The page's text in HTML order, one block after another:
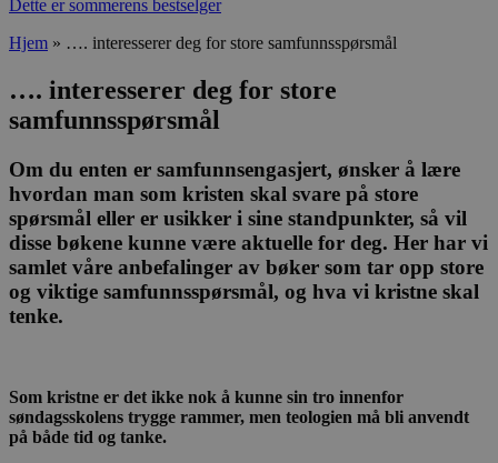
Dette er sommerens bestselger
Hjem » …. interesserer deg for store samfunnsspørsmål
…. interesserer deg for store
samfunnsspørsmål
Om du enten er samfunnsengasjert, ønsker å lære
hvordan man som kristen skal svare på store
spørsmål eller er usikker i sine standpunkter, så vil
disse bøkene kunne være aktuelle for deg. Her har vi
samlet våre anbefalinger av bøker som tar opp store
og viktige samfunnsspørsmål, og hva vi kristne skal
tenke.
Som kristne er det ikke nok å kunne sin tro innenfor
søndagsskolens trygge rammer, men teologien må bli anvendt
på både tid og tanke.